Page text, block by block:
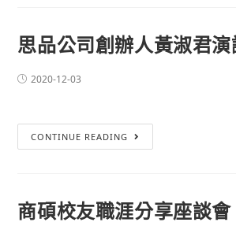
思品公司創辦人黃淑君演
2020-12-03
CONTINUE READING
商碩校友職涯分享座談會